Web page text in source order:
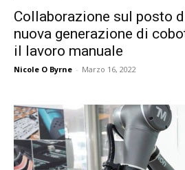
Collaborazione sul posto
nuova generazione di
il lavoro manuale
Nicole O Byrne - Marzo 16, 2022